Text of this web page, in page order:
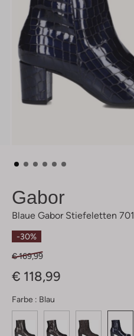
Gabor
Blaue Gabor Stiefeletten 701
-30%
€ 169,99
€ 118,99
Farbe : Blau